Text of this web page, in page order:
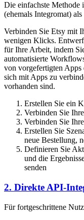
Die einfachste Methode
(ehemals Integromat)
Verbinden Sie Etsy mit
wenigen Klicks.
für Ihre Arbeit, indem
automatisierte
von vorgefertigten
sich mit Apps zu
vorhanden sind.
Erstellen Sie ein
Verbinden Sie
Verbinden Sie
Erstellen Sie
neue Bestellung,
Definieren Sie
und die
senden
2. Direkte API-
Für fortgeschrittene